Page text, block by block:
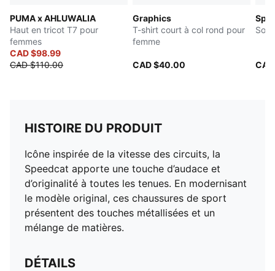
PUMA x AHLUWALIA
Haut en tricot T7 pour
femmes
CAD $98.99
CAD $110.00
Graphics
T-shirt court à col rond pour
femme
CAD $40.00
HISTOIRE DU PRODUIT
Icône inspirée de la vitesse des circuits, la
Speedcat apporte une touche d’audace et
d’originalité à toutes les tenues. En modernisant
le modèle original, ces chaussures de sport
présentent des touches métallisées et un
mélange de matières.
DÉTAILS